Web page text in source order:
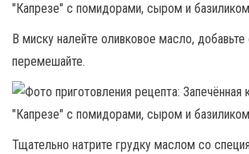
В миску налейте оливковое масло, добавьте
перемешайте.
Тщательно натрите грудку маслом со